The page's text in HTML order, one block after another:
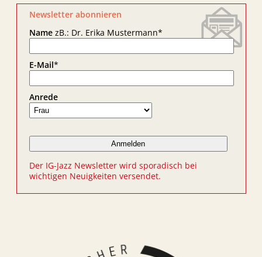
Newsletter abonnieren
NamezB.: Dr. Erika Mustermann*
E-Mail*
Anrede
Der IG-Jazz Newsletter wird sporadisch bei
wichtigen Neuigkeiten versendet.